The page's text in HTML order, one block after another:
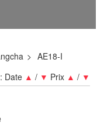
AE18-I
Date ▲ / ▼ Prix ▲ / ▼